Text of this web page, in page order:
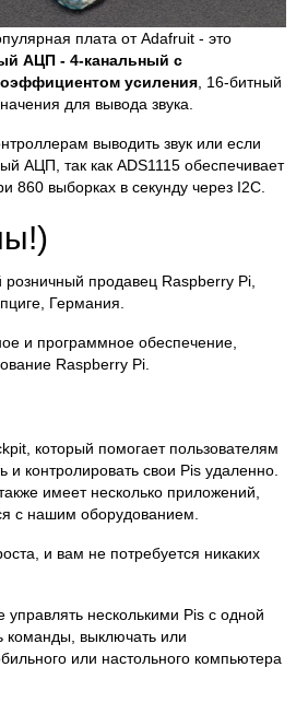
плата от Adafruit - это
АЦП - 4-канальный с
усиления, 16-битный
для вывода звука.
выводить звук или если
АЦП, так как ADS1115 обеспечивает
860 выборках в секунду через I2C.
розничный продавец Raspberry Pi,
Германия.
и программное обеспечение,
Raspberry Pi.
который помогает пользователям
и контролировать свои Pis удаленно.
имеет несколько приложений,
с нашим оборудованием.
и вам не потребуется никаких
несколькими Pis с одной
команды, выключать или
или настольного компьютера